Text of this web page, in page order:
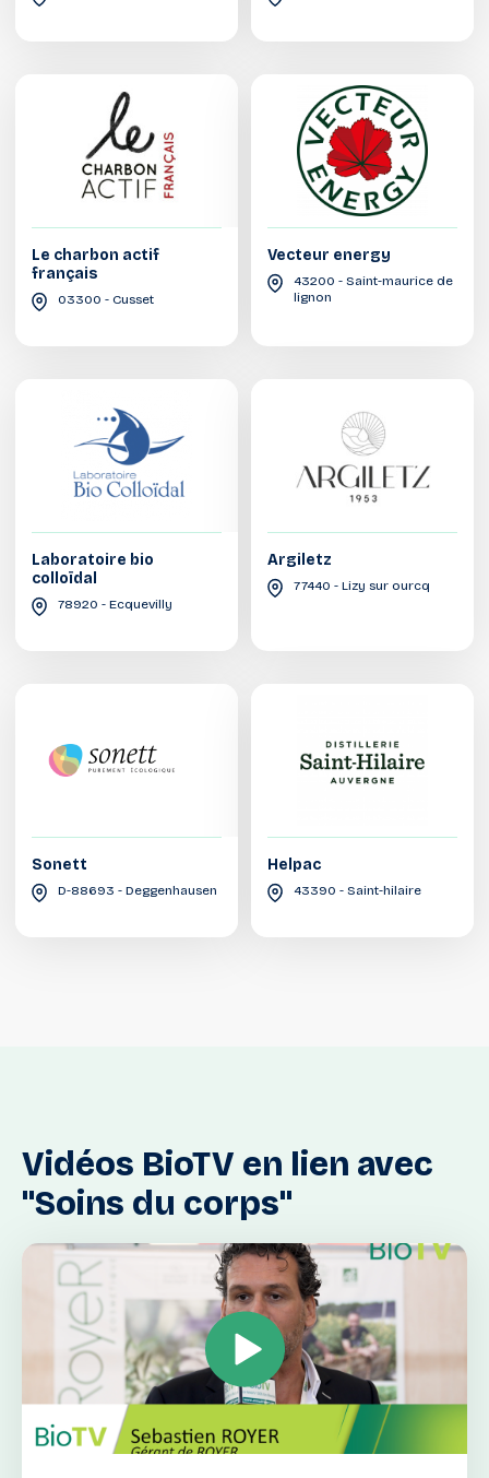
Le charbon actif
français
03300 - Cusset
Vecteur energy
43200 - Saint-maurice de
lignon
Laboratoire bio
colloïdal
78920 - Ecquevilly
Argiletz
77440 - Lizy sur ourcq
Sonett
D-88693 - Deggenhausen
Helpac
43390 - Saint-hilaire
Vidéos BioTV en lien avec
"Soins du corps"